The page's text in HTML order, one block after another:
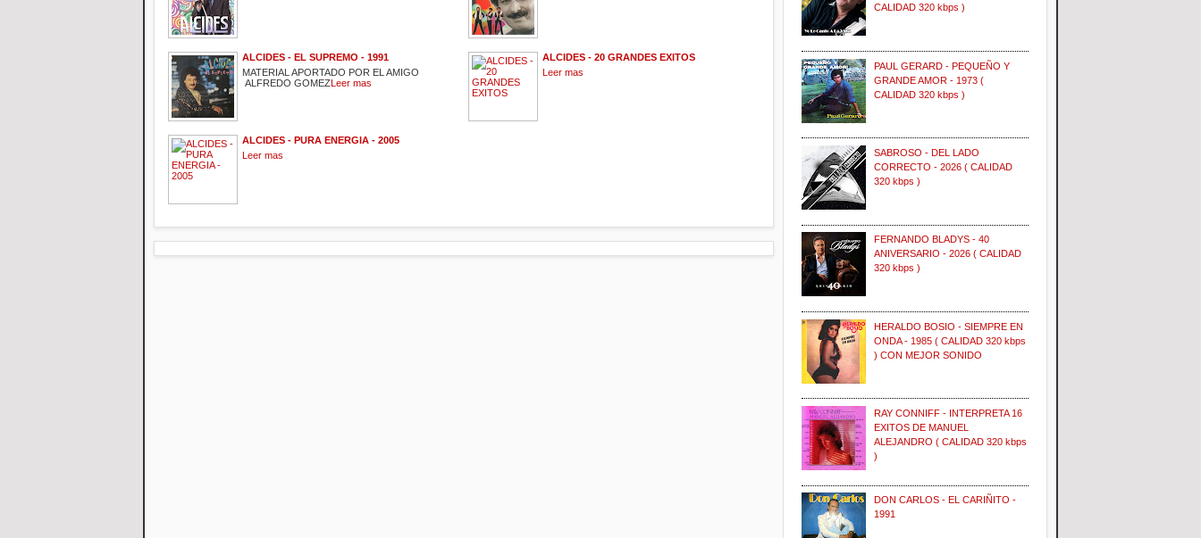
ALCIDES - EL SUPREMO - 1991
MATERIAL APORTADO POR EL AMIGO
ALFREDO GOMEZLeer mas
ALCIDES - 20 GRANDES EXITOS
Leer mas
ALCIDES - PURA ENERGIA - 2005
Leer mas
CALIDAD 320 kbps )
PAUL GERARD - PEQUEÑO Y
GRANDE AMOR - 1973 (
CALIDAD 320 kbps )
SABROSO - DEL LADO
CORRECTO - 2026 ( CALIDAD
320 kbps )
FERNANDO BLADYS - 40
ANIVERSARIO - 2026 ( CALIDAD
320 kbps )
HERALDO BOSIO - SIEMPRE EN
ONDA - 1985 ( CALIDAD 320 kbps
) CON MEJOR SONIDO
RAY CONNIFF - INTERPRETA 16
EXITOS DE MANUEL
ALEJANDRO ( CALIDAD 320 kbps
)
DON CARLOS - EL CARIÑITO -
1991